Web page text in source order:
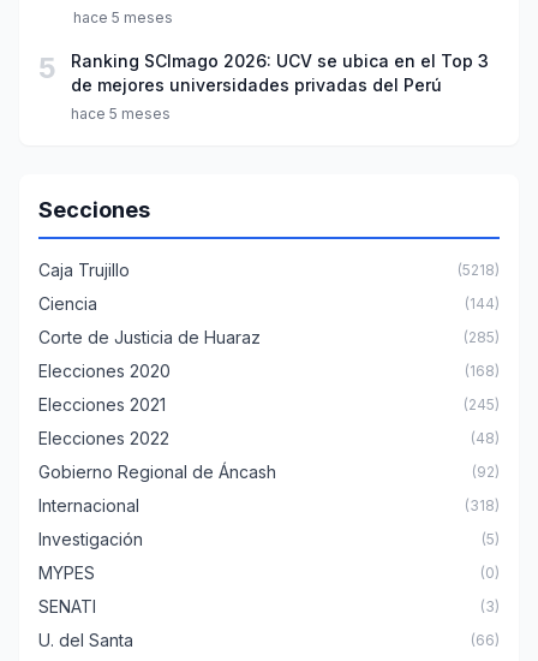
hace 5 meses
5
Ranking SCImago 2026: UCV se ubica en el Top 3
de mejores universidades privadas del Perú
hace 5 meses
Secciones
Caja Trujillo (5218)
Ciencia (144)
Corte de Justicia de Huaraz (285)
Elecciones 2020 (168)
Elecciones 2021 (245)
Elecciones 2022 (48)
Gobierno Regional de Áncash (92)
Internacional (318)
Investigación (5)
MYPES (0)
SENATI (3)
U. del Santa (66)